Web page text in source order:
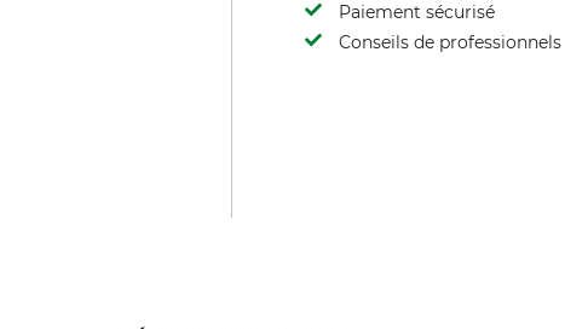
Paiement sécurisé
Conseils de professionnels